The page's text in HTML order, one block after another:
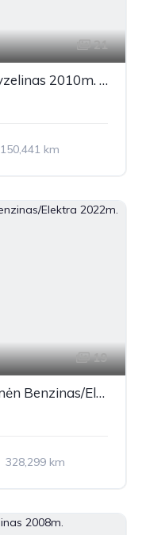
21
Seat Ibiza nuo 88 €/ mėn Dyzelinas 2010m. Sedanas Mechaninė
150,441 km
19
Toyota Corolla nuo 207 €/ mėn Benzinas/Elektra 2022m. Sedanas Automatinė
328,299 km